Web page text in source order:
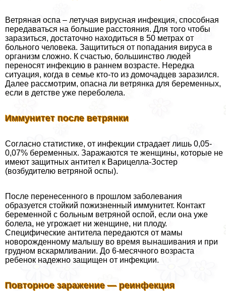
Ветряная оспа – летучая вирусная инфекция, способная
передаваться на большие расстояния. Для того чтобы
заразиться, достаточно находиться в 50 метрах от
больного человека. Защититься от попадания вируса в
организм сложно. К счастью, большинство людей
переносят инфекцию в раннем возрасте. Нередка
ситуация, когда в семье кто-то из домочадцев заразился.
Далее рассмотрим, опасна ли ветрянка для беременных,
если в детстве уже переболела.
Иммунитет после ветрянки
Согласно статистике, от инфекции страдает лишь 0,05-
0,07% беременных. Заражаются те женщины, которые не
имеют защитных антител к Варицелла-Зостер
(возбудителю ветряной оспы).
После перенесенного в прошлом заболевания
образуется стойкий пожизненный иммунитет. Контакт
беременной с больным ветряной оспой, если она уже
болела, не угрожает ни женщине, ни плоду.
Специфические антитела передаются от мамы
новорожденному малышу во время вынашивания и при
грудном вскармливании. До 6-мecячного возраста
ребенок надежно защищен от инфекции.
Повторное заражение — реинфекция